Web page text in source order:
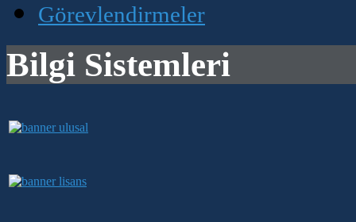
Görevlendirmeler
Bilgi Sistemleri